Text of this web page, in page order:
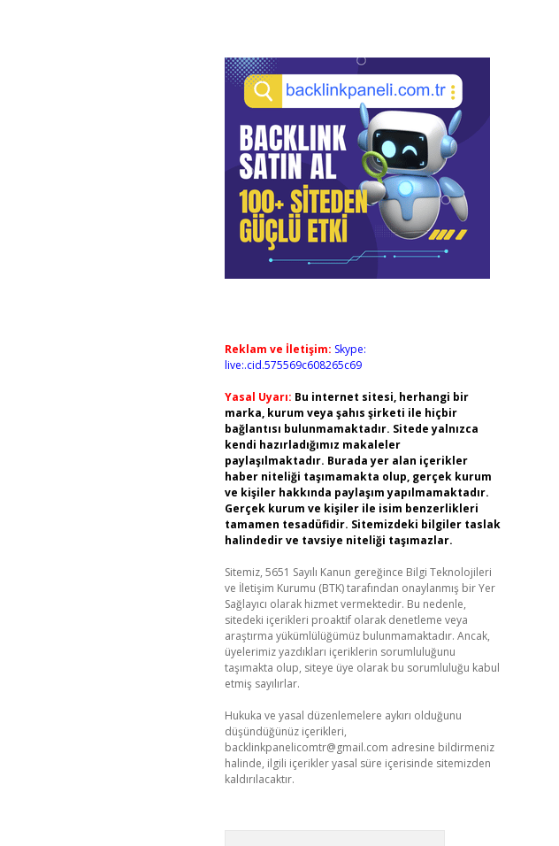
Reklam ve İletişim: Skype:
live:.cid.575569c608265c69
Yasal Uyarı: Bu internet sitesi, herhangi bir
marka, kurum veya şahıs şirketi ile hiçbir
bağlantısı bulunmamaktadır. Sitede yalnızca
kendi hazırladığımız makaleler
paylaşılmaktadır. Burada yer alan içerikler
haber niteliği taşımamakta olup, gerçek kurum
ve kişiler hakkında paylaşım yapılmamaktadır.
Gerçek kurum ve kişiler ile isim benzerlikleri
tamamen tesadüfidir. Sitemizdeki bilgiler taslak
halindedir ve tavsiye niteliği taşımazlar.
Sitemiz, 5651 Sayılı Kanun gereğince Bilgi Teknolojileri
ve İletişim Kurumu (BTK) tarafından onaylanmış bir Yer
Sağlayıcı olarak hizmet vermektedir. Bu nedenle,
sitedeki içerikleri proaktif olarak denetleme veya
araştırma yükümlülüğümüz bulunmamaktadır. Ancak,
üyelerimiz yazdıkları içeriklerin sorumluluğunu
taşımakta olup, siteye üye olarak bu sorumluluğu kabul
etmiş sayılırlar.
Hukuka ve yasal düzenlemelere aykırı olduğunu
düşündüğünüz içerikleri,
backlinkpanelicomtr@gmail.com adresine bildirmeniz
halinde, ilgili içerikler yasal süre içerisinde sitemizden
kaldırılacaktır.